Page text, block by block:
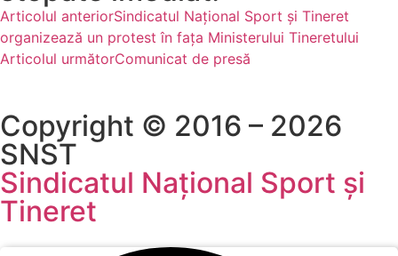
Articolul anteriorSindicatul Național Sport și Tineret
organizează un protest în fața Ministerului Tineretului
Articolul următorComunicat de presă
Copyright © 2016 – 2026
SNST
Sindicatul Național Sport și
Tineret